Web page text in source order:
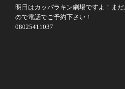
明日はカッパラキン劇場ですよ！ま
ので電話でご予約下さい！
08025411037